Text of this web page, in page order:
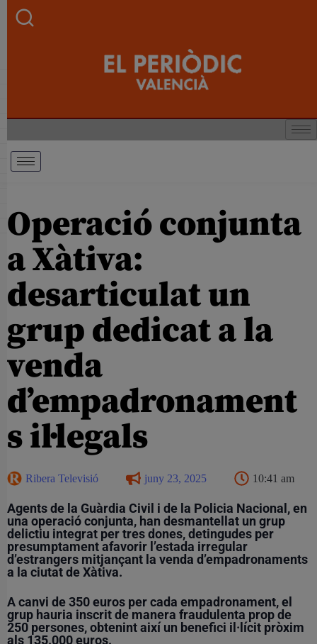
Operació conjunta
a Xàtiva:
desarticulat un
grup dedicat a la
venda
d’empadronament
s il·legals
Ribera Televisió juny 23, 2025 10:41 am
Agents de la Guàrdia Civil i de la Policia Nacional, en
una operació conjunta, han desmantellat un grup
delictiu integrat per tres dones, detingudes per
presumptament afavorir l’estada irregular
d’estrangers mitjançant la venda d’empadronaments
a la ciutat de Xàtiva.
A canvi de 350 euros per cada empadronament, el
grup hauria inscrit de manera fraudulenta prop de
250 persones, obtenint així un benefici il·lícit pròxim
als 135.000 euros.